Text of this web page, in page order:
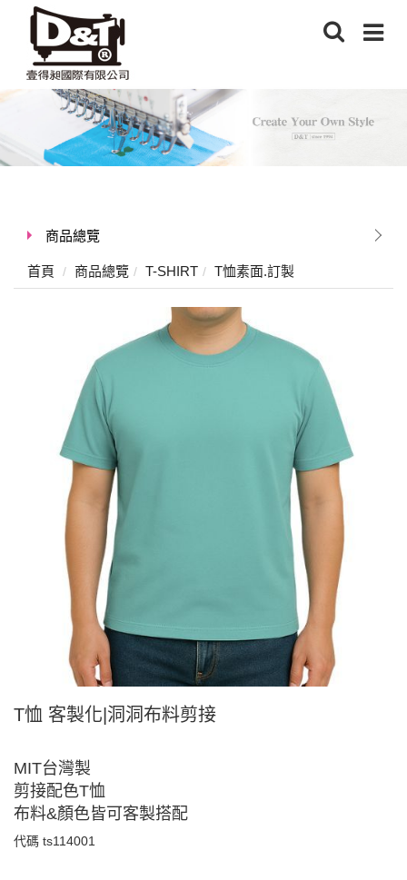
商品總覽
首頁 商品總覽 T-SHIRT T恤素面.訂製
T恤 客製化|洞洞布料剪接
MIT台灣製
剪接配色T恤
布料&顏色皆可客製搭配
代碼 ts114001